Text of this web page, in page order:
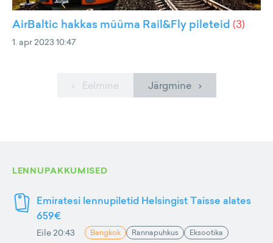
AirBaltic hakkas müüma Rail&Fly pileteid (3)
1. apr 2023 10:47
‹ Eelmine Järgmine ›
LENNUPAKKUMISED
Emiratesi lennupiletid Helsingist Taisse alates
659€
Eile 20:43 Bangkok Rannapuhkus Eksootika